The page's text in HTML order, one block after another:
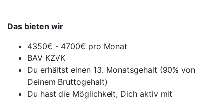
Das bieten wir
4350€ - 4700€ pro Monat
BAV KZVK
Du erhältst einen 13. Monatsgehalt (90% von
Deinem Bruttogehalt)
Du hast die Möglichkeit, Dich aktiv mit